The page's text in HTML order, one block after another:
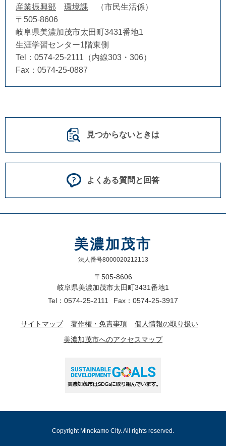
産業振興部 環境課
市民生活係
〒505-8606
岐阜県美濃加茂市太田町3431番地1
生涯学習センター1階東側
Tel：0574-25-2111（内線303・306）
Fax：0574-25-0887
見つからないときは
よくある質問と回答
美濃加茂市
法人番号8000020212113
〒505-8606
岐阜県美濃加茂市太田町3431番地1
Tel：0574-25-2111
Fax：0574-25-3917
サイトマップ 著作権・免責事項
個人情報の取り扱い
美濃加茂市へのアクセスマップ
Copyright Minokamo City. All rights reserved.